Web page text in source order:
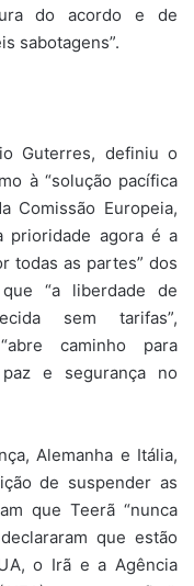
do acordo e de
sabotagens”.
Guterres, definiu o
à “solução pacífica
Comissão Europeia,
prioridade agora é a
todas as partes” dos
“a liberdade de
sem tarifas”,
caminho para
e segurança no
Alemanha e Itália,
de suspender as
que Teerã “nunca
que estão
o Irã e a Agência